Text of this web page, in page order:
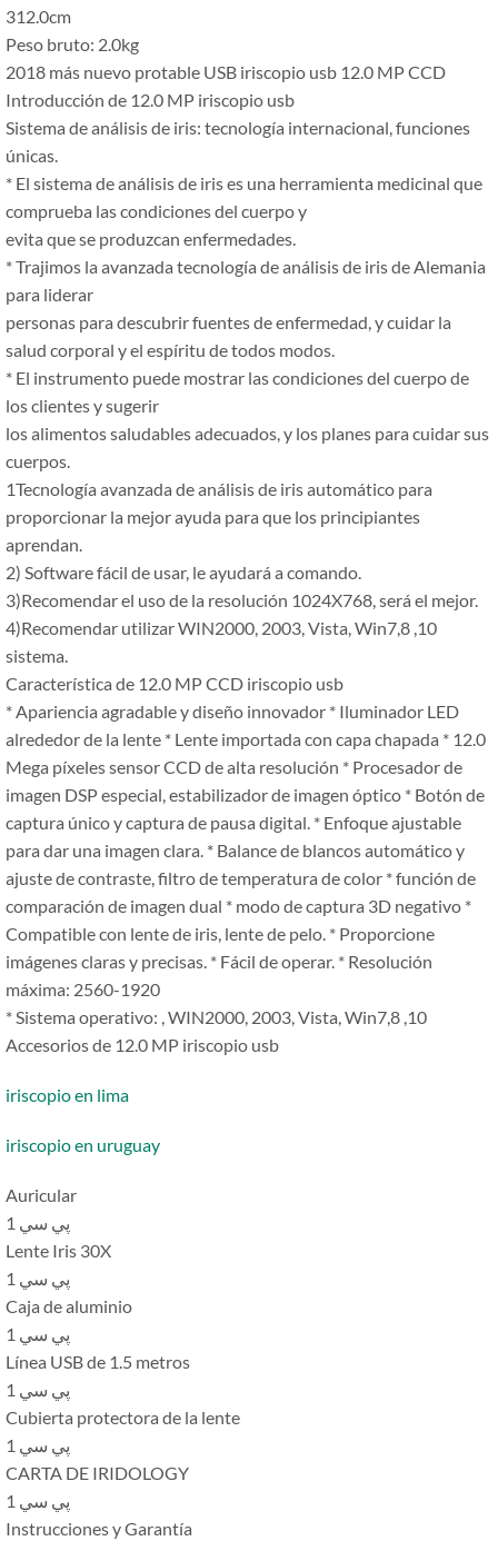
312.0cm
Peso bruto: 2.0kg
2018 más nuevo protable USB iriscopio usb 12.0 MP CCD
Introducción de 12.0 MP iriscopio usb
Sistema de análisis de iris: tecnología internacional, funciones
únicas.
* El sistema de análisis de iris es una herramienta medicinal que
comprueba las condiciones del cuerpo y
evita que se produzcan enfermedades.
* Trajimos la avanzada tecnología de análisis de iris de Alemania
para liderar
personas para descubrir fuentes de enfermedad, y cuidar la
salud corporal y el espíritu de todos modos.
* El instrumento puede mostrar las condiciones del cuerpo de
los clientes y sugerir
los alimentos saludables adecuados, y los planes para cuidar sus
cuerpos.
1Tecnología avanzada de análisis de iris automático para
proporcionar la mejor ayuda para que los principiantes
aprendan.
2) Software fácil de usar, le ayudará a comando.
3)Recomendar el uso de la resolución 1024X768, será el mejor.
4)Recomendar utilizar WIN2000, 2003, Vista, Win7,8 ,10
sistema.
Característica de 12.0 MP CCD iriscopio usb
* Apariencia agradable y diseño innovador * Iluminador LED
alrededor de la lente * Lente importada con capa chapada * 12.0
Mega píxeles sensor CCD de alta resolución * Procesador de
imagen DSP especial, estabilizador de imagen óptico * Botón de
captura único y captura de pausa digital. * Enfoque ajustable
para dar una imagen clara. * Balance de blancos automático y
ajuste de contraste, filtro de temperatura de color * función de
comparación de imagen dual * modo de captura 3D negativo *
Compatible con lente de iris, lente de pelo. * Proporcione
imágenes claras y precisas. * Fácil de operar. * Resolución
máxima: 2560-1920
* Sistema operativo: , WIN2000, 2003, Vista, Win7,8 ,10
Accesorios de 12.0 MP iriscopio usb
iriscopio en lima
iriscopio en uruguay
Auricular
1 پي سي
Lente Iris 30X
1 پي سي
Caja de aluminio
1 پي سي
Línea USB de 1.5 metros
1 پي سي
Cubierta protectora de la lente
1 پي سي
CARTA DE IRIDOLOGY
1 پي سي
Instrucciones y Garantía